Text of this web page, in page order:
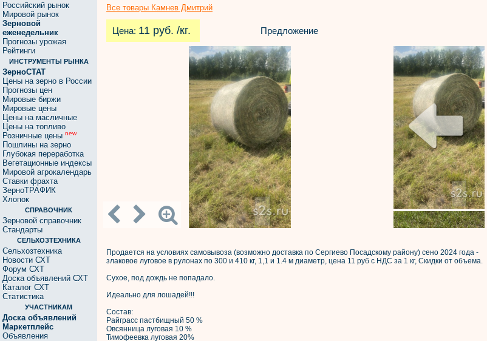
Российский рынок
Мировой рынок
Зерновой
еженедельник
Прогнозы урожая
Рейтинги
ИНСТРУМЕНТЫ РЫНКА
ЗерноСТАТ
Цены на зерно в России
Прогнозы цен
Мировые биржи
Мировые цены
Цены на масличные
Цены на топливо
Розничные цены new
Пошлины на зерно
Глубокая переработка
Вегетационные индексы
Мировой агрокалендарь
Ставки фрахта
ЗерноТРАФИК
Хлопок
СПРАВОЧНИК
Зерновой справочник
Стандарты
СЕЛЬХОЗТЕХНИКА
Сельхозтехника
Новости СХТ
Форум СХТ
Доска объявлений СХТ
Каталог СХТ
Статистика
УЧАСТНИКАМ
Доска объявлений
Маркетплейс
Объявления
Все товары Камнев Дмитрий
Цена: 11 руб. /кг. Предложение
Продается на условиях самовывоза (возможно доставка по Сергиево Посадскому району) сено 2024 года -
злаковое луговое в рулонах по 300 и 410 кг, 1,1 и 1.4 м диаметр, цена 11 руб с НДС за 1 кг, Скидки от объема.
Сухое, под дождь не попадало.
Идеально для лошадей!!!
Состав:
Райграсс пастбищный 50 %
Овсянница луговая 10 %
Тимофеевка луговая 20%